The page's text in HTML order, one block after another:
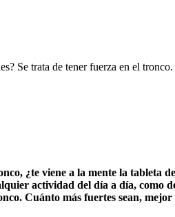
Se trata de tener fuerza en el
¿te viene a la mente la
actividad del día a día, como
Cuánto más fuertes sean,